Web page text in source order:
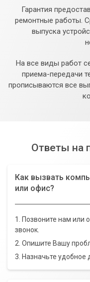
Гарантия
ремонтные работы.
выпуска
На все виды работ
приема-передачи
прописываются все
Ответы на
Как вызвать
или офис?
1. Позвоните нам или
звонок.
2. Опишите Вашу
3. Назначьте удобное